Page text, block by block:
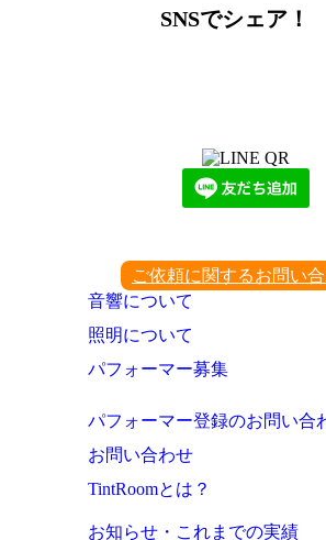
SNSでシェア！
ご依頼に関するお問い
音響について
照明について
パフォーマー募集
パフォーマー登録のお問い合
お問い合わせ
TintRoomとは？
お知らせ・これまでの実績